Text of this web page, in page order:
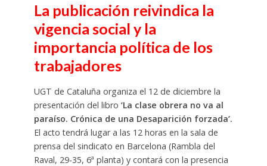
La publicación reivindica la
vigencia social y la
importancia política de los
trabajadores
UGT de Cataluña organiza el 12 de diciembre la
presentación del libro ‘La clase obrera no va al
paraíso. Crónica de una Desaparición forzada’.
El acto tendrá lugar a las 12 horas en la sala de
prensa del sindicato en Barcelona (Rambla del
Raval, 29-35, 6ª planta) y contará con la presencia